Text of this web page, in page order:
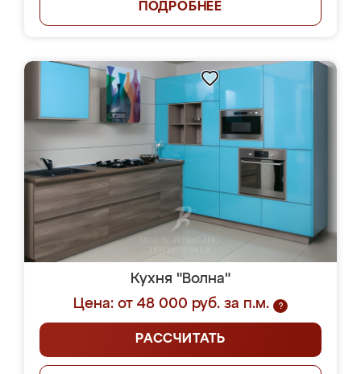
ПОДРОБНЕЕ
Кухня "Волна"
Цена: от 48 000 руб. за п.м.
?
РАССЧИТАТЬ